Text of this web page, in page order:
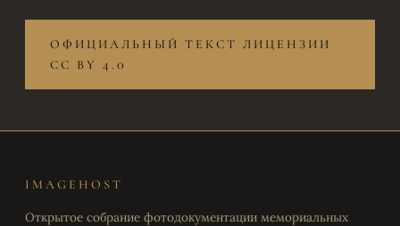
ОФИЦИАЛЬНЫЙ ТЕКСТ ЛИЦЕНЗИИ
CC BY 4.0
IMAGEHOST
Открытое собрание фотодокументации мемориальных